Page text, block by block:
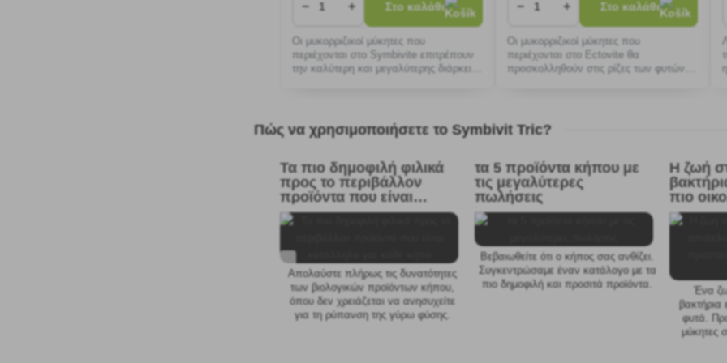
− + Στο καλάθι
Οι μυκορριζικοί μύκητες που
περιέχονται στο Symbivite επιτρέπουν
την καλύτερη και μεγαλύτερης διάρκειας
− + Στο καλάθι
Οι μυκορριζικοί μύκητες που
περιέχονται στο Ectovite θα
προσκολληθούν στις ρίζες των φυτών
Πώς να χρησιμοποιήσετε το Symbivit Tric?
Τα πιο δημοφιλή φιλικά
προς το περιβάλλον
προϊόντα που είναι
κατάλληλα για κάθε κήπο
Απολαύστε πλήρως τις δυνατότητες
των βιολογικών προϊόντων κήπου,
όπου δεν χρειάζεται να ανησυχείτε
για τη ρύπανση της γύρω φύσης.
τα 5 προϊόντα κήπου με
τις μεγαλύτερες
πωλήσεις
Βεβαιωθείτε ότι ο κήπος σας ανθίζει.
Συγκεντρώσαμε έναν κατάλογο με τα
πιο δημοφιλή και προσιτά προϊόντα.
Η ζωή
πιο
Ένα
βακτήρια
φυτά.
μύκητες